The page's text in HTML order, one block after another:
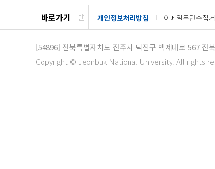
바로가기 개인정보처리방침 이메일무단수집
[54896] 전북특별자치도 전주시 덕진구 백제대로 567 전
Copyright © Jeonbuk National University. All rights